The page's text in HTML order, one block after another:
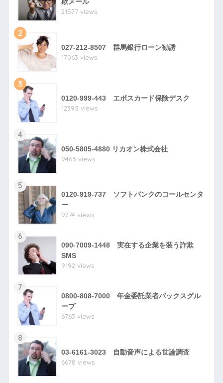
21577 views
2
027-212-8507 群馬銀行ローン勧誘
17063 views
3
0120-999-443 エポスカード保険デスク
12395 views
4
050-5805-4880 リカオン株式会社
9465 views
5
0120-919-737 ソフトバンクのコールセンタ
ー
9274 views
6
090-7009-1448 実在する企業を装う詐欺
SMS
9192 views
7
0800-808-7000 年金委託業者バックスグル
ープ
6763 views
8
03-6161-3023 自動音声による世論調査
6678 views